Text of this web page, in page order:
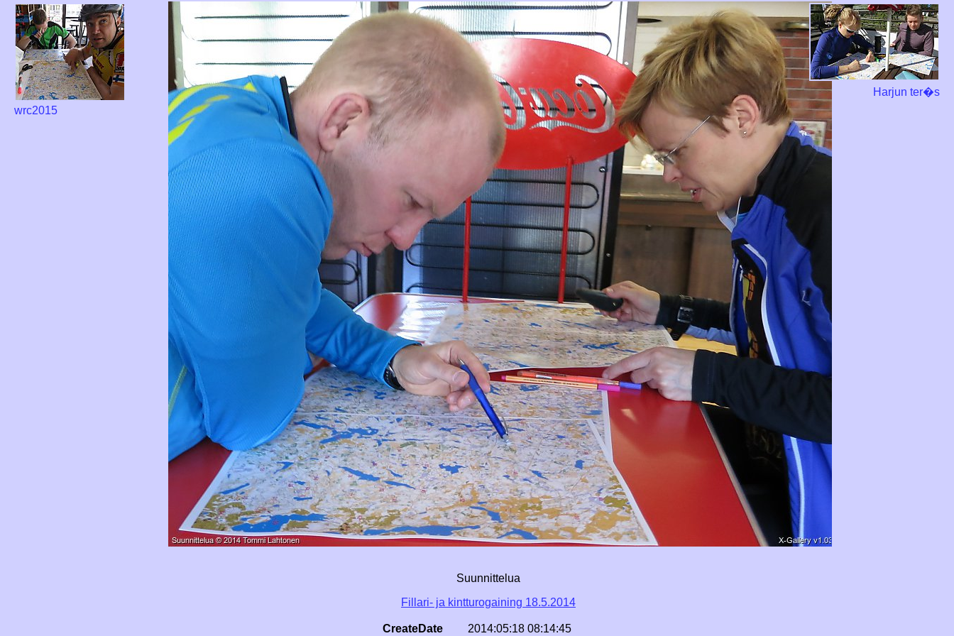
wrc2015
Harjun ter�s
Suunnittelua
Fillari- ja kintturogaining 18.5.2014
CreateDate 2014:05:18 08:14:45